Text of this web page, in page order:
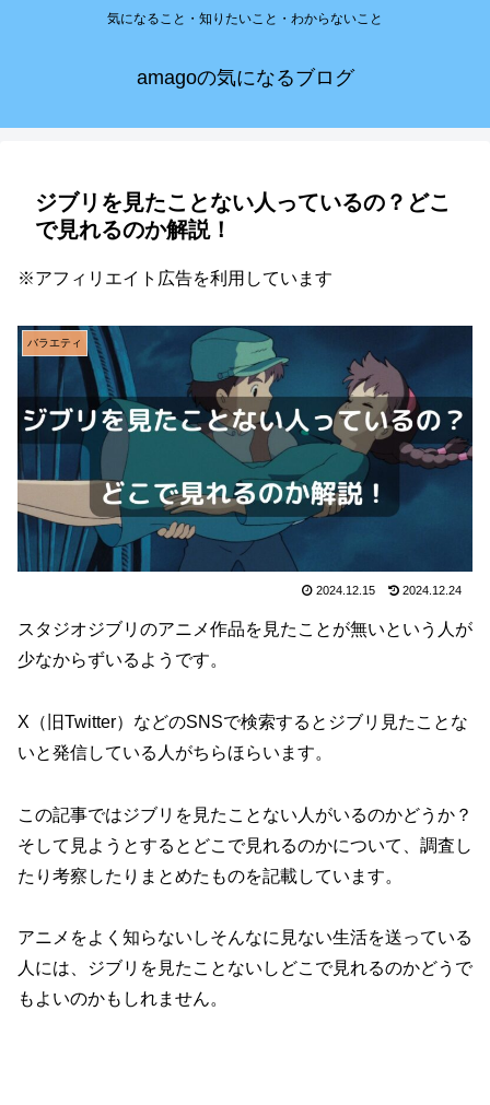
気になること・知りたいこと・わからないこと
amagoの気になるブログ
ジブリを見たことない人っているの？どこ
で見れるのか解説！
※アフィリエイト広告を利用しています
バラエティ
2024.12.15 2024.12.24
スタジオジブリのアニメ作品を見たことが無いという人が
少なからずいるようです。
X（旧Twitter）などのSNSで検索するとジブリ見たことな
いと発信している人がちらほらいます。
この記事ではジブリを見たことない人がいるのかどうか？
そして見ようとするとどこで見れるのかについて、調査し
たり考察したりまとめたものを記載しています。
アニメをよく知らないしそんなに見ない生活を送っている
人には、ジブリを見たことないしどこで見れるのかどうで
もよいのかもしれません。